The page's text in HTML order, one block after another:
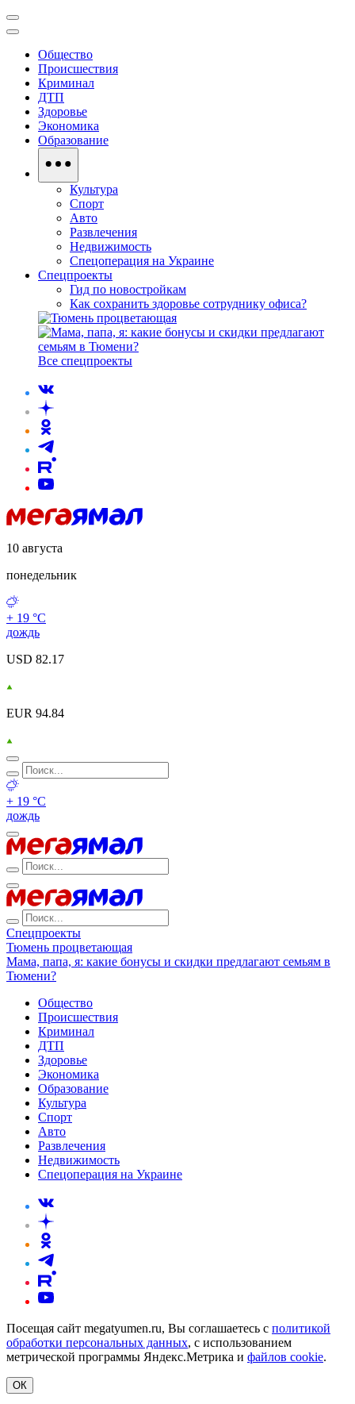
Общество
Происшествия
Криминал
ДТП
Здоровье
Экономика
Образование
Культура
Спорт
Авто
Развлечения
Недвижимость
Спецоперация на Украине
Спецпроекты
Гид по новостройкам
Как сохранить здоровье сотруднику офиса?
Все спецпроекты
10 августа
понедельник
+ 19 °С
дождь
USD 82.17
EUR 94.84
+ 19 °С
дождь
Спецпроекты
Тюмень процветающая
Мама, папа, я: какие бонусы и скидки предлагают семьям в
Тюмени?
Общество
Происшествия
Криминал
ДТП
Здоровье
Экономика
Образование
Культура
Спорт
Авто
Развлечения
Недвижимость
Спецоперация на Украине
Посещая сайт megatyumen.ru, Вы соглашаетесь с политикой
обработки персональных данных, с использованием
метрической программы Яндекс.Метрика и файлов cookie.
ОК